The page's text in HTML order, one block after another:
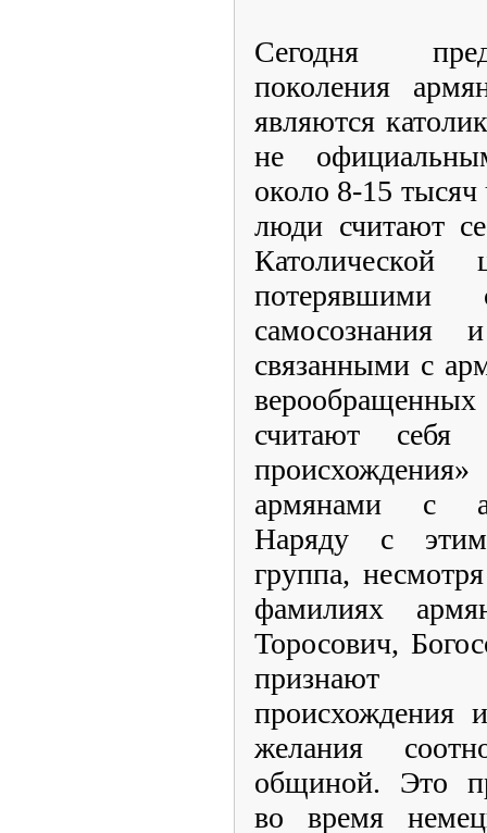
Сегодня
поколения
являются
не
около 8-15
люди считают
потерявшими
связанными с
считают себя
армянами с
Наряду с
группа,
фамилиях
Торосович,
признают
происхождения
желания
общиной. Это
во время